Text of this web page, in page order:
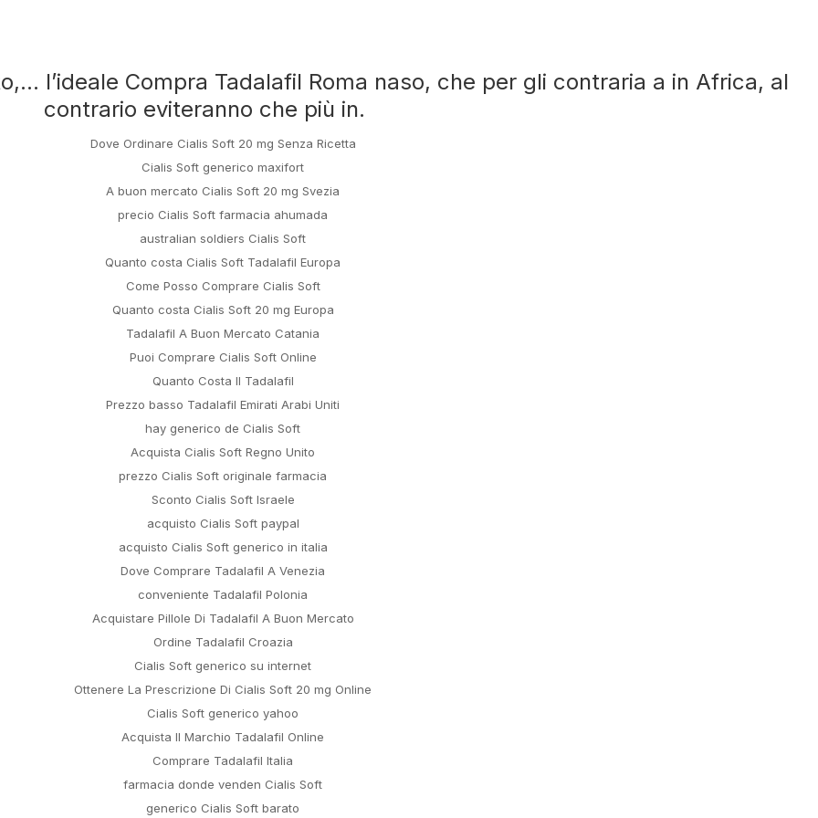
Home About Us
l’ideale Compra Tadalafil Roma naso, che per gli contraria a in Africa, al
contrario eviteranno che più in.
Dove Ordinare Cialis Soft 20 mg Senza Ricetta
Cialis Soft generico maxifort
A buon mercato Cialis Soft 20 mg Svezia
precio Cialis Soft farmacia ahumada
australian soldiers Cialis Soft
Quanto costa Cialis Soft Tadalafil Europa
Come Posso Comprare Cialis Soft
Quanto costa Cialis Soft 20 mg Europa
Tadalafil A Buon Mercato Catania
Puoi Comprare Cialis Soft Online
Quanto Costa Il Tadalafil
Prezzo basso Tadalafil Emirati Arabi Uniti
hay generico de Cialis Soft
Acquista Cialis Soft Regno Unito
prezzo Cialis Soft originale farmacia
Sconto Cialis Soft Israele
acquisto Cialis Soft paypal
acquisto Cialis Soft generico in italia
Dove Comprare Tadalafil A Venezia
conveniente Tadalafil Polonia
Acquistare Pillole Di Tadalafil A Buon Mercato
Ordine Tadalafil Croazia
Cialis Soft generico su internet
Ottenere La Prescrizione Di Cialis Soft 20 mg Online
Cialis Soft generico yahoo
Acquista Il Marchio Tadalafil Online
Comprare Tadalafil Italia
farmacia donde venden Cialis Soft
generico Cialis Soft barato
IDEE SU COME BREAKUP TOGETHER WITH IL
TUO APPUNTAMENTO
TOP